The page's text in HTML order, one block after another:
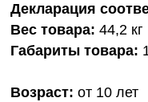
Декларация
Вес товара: 44,2 кг
Габариты товара:
Возраст: от 10 лет